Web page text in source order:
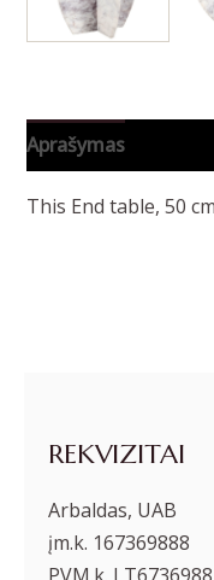
Aprašymas
This End table, 50
REKVIZITAI
Arbaldas, UAB
įm.k. 167369888